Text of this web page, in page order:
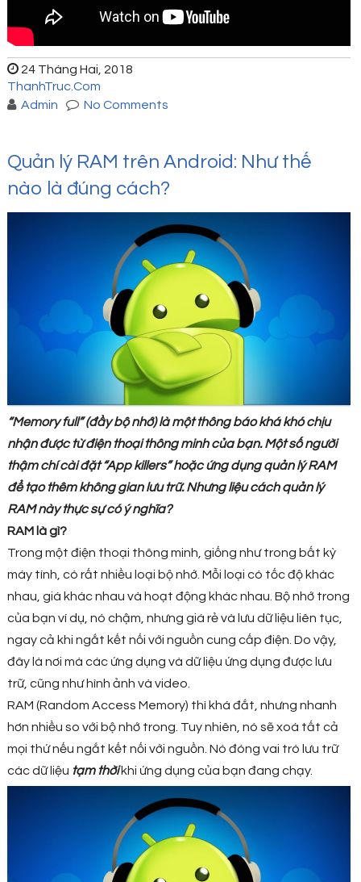
24 Tháng Hai, 2018
ThanhTruc.Com
Admin
No Comments
Quản lý RAM trên Android: Như thế
nào là đúng cách?
“Memory full” (đầy bộ nhớ) là một thông báo khá khó chịu
nhận được từ điện thoại thông minh của bạn. Một số người
thậm chí cài đặt “App killers” hoặc ứng dụng quản lý RAM
để tạo thêm không gian lưu trữ. Nhưng liệu cách quản lý
RAM này thực sự có ý nghĩa?
RAM là gì?
Trong một điện thoại thông minh, giống như trong bất kỳ
máy tính, có rất nhiều loại bộ nhớ. Mỗi loại có tốc độ khác
nhau, giá khác nhau và hoạt động khác nhau. Bộ nhớ trong
của bạn ví dụ, nó chậm, nhưng giá rẻ và lưu dữ liệu liên tục,
ngay cả khi ngắt kết nối với nguồn cung cấp điện. Do vậy,
đây là nơi mà các ứng dụng và dữ liệu ứng dụng được lưu
trữ, cũng như hình ảnh và video.
RAM (Random Access Memory) thì khá đắt, nhưng nhanh
hơn nhiều so với bộ nhớ trong. Tuy nhiên, nó sẽ xoá tất cả
mọi thứ nếu ngắt kết nối với nguồn. Nó đóng vai trò lưu trữ
các dữ liệu tạm thờikhi ứng dụng của bạn đang chạy.